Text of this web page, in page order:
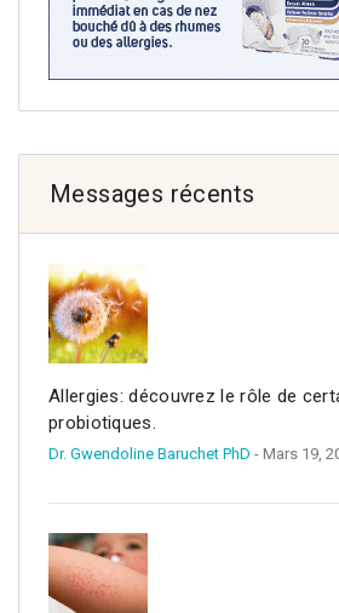
Messages récents
Allergies: découvrez le rôle de
probiotiques.
Dr. Gwendoline Baruchet PhD - Mars 19,